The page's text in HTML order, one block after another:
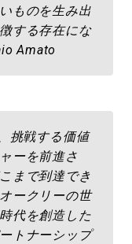
ものを生み出
する存在にな
Amato
挑戦する価値
ーを前進さ
まで到達でき
ークリーの世
代を創造した
トナーシップ